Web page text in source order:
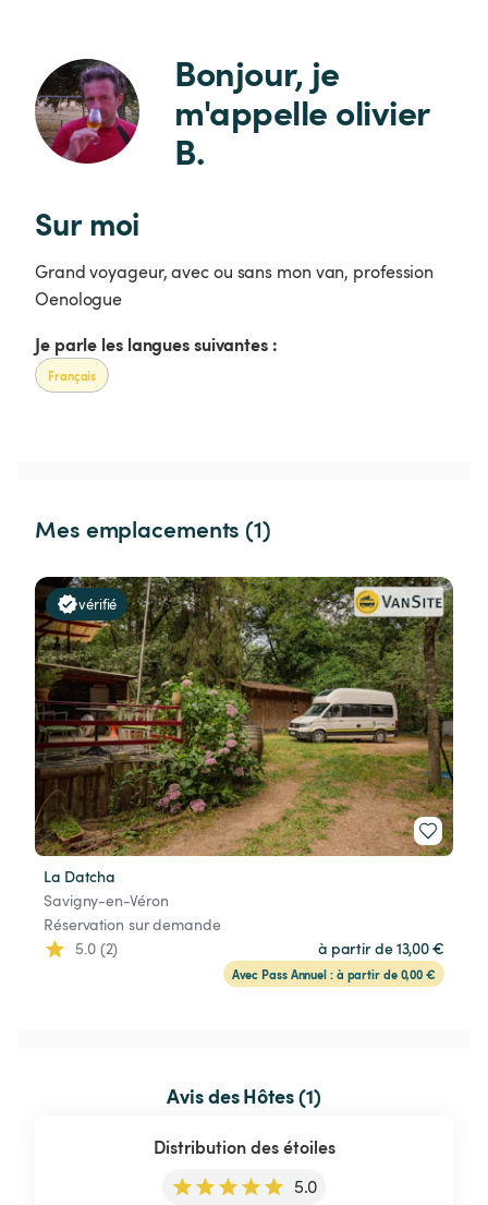
Bonjour, je
m'appelle olivier
B.
Sur moi
Grand voyageur, avec ou sans mon van, profession
Oenologue
Je parle les langues suivantes :
Français
Mes emplacements (1)
vérifié
La Datcha
Savigny-en-Véron
Réservation sur demande
5.0 (2)
à partir de 13,00 €
Avec Pass Annuel : à partir de 0,00 €
Avis des Hôtes (1)
Distribution des étoiles
5.0